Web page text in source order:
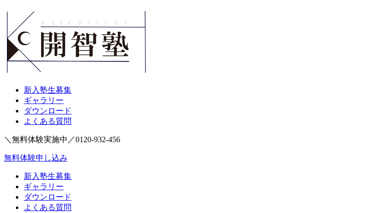
新入塾生募集
ギャラリー
ダウンロード
よくある質問
＼無料体験実施中／0120-932-456
無料体験申し込み
新入塾生募集
ギャラリー
ダウンロード
よくある質問